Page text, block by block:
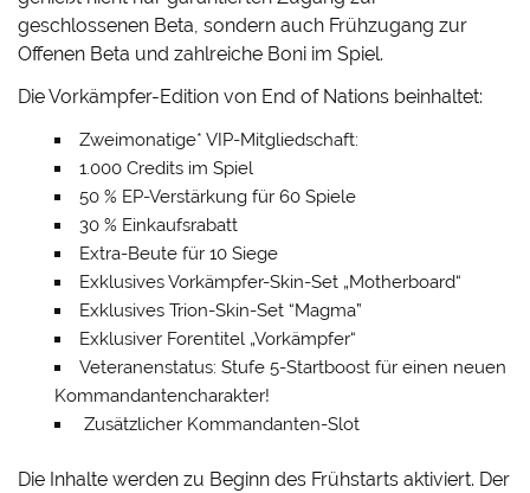
geschlossenen Beta, sondern auch Frühzugang zur
Offenen Beta und zahlreiche Boni im Spiel.
Die Vorkämpfer-Edition von End of Nations beinhaltet:
Zweimonatige* VIP-Mitgliedschaft:
1.000 Credits im Spiel
50 % EP-Verstärkung für 60 Spiele
30 % Einkaufsrabatt
Extra-Beute für 10 Siege
Exklusives Vorkämpfer-Skin-Set „Motherboard“
Exklusives Trion-Skin-Set “Magma”
Exklusiver Forentitel „Vorkämpfer“
Veteranenstatus: Stufe 5-Startboost für einen neuen
Kommandantencharakter!
Zusätzlicher Kommandanten-Slot
Die Inhalte werden zu Beginn des Frühstarts aktiviert. Der